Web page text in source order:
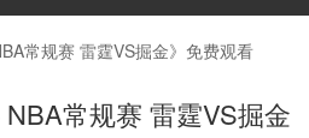
常规赛 雷霆VS掘金》免费观看
NBA常规赛 雷霆VS掘金